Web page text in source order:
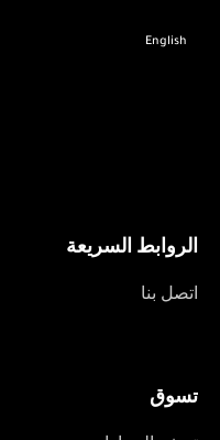
English
الروابط السريعة
اتصل بنا
تسوق